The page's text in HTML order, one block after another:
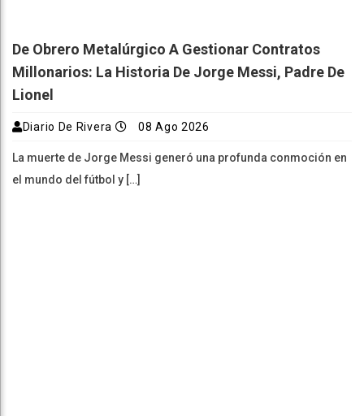
De Obrero Metalúrgico A Gestionar Contratos
Millonarios: La Historia De Jorge Messi, Padre De
Lionel
Diario De Rivera 08 Ago 2026
La muerte de Jorge Messi generó una profunda conmoción en
el mundo del fútbol y […]